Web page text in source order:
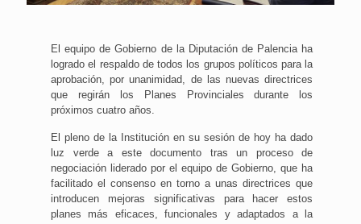
El equipo de Gobierno de la Diputación de Palencia ha
logrado el respaldo de todos los grupos políticos para la
aprobación, por unanimidad, de las nuevas directrices
que regirán los Planes Provinciales durante los
próximos cuatro años.
El pleno de la Institución en su sesión de hoy ha dado
luz verde a este documento tras un proceso de
negociación liderado por el equipo de Gobierno, que ha
facilitado el consenso en torno a unas directrices que
introducen mejoras significativas para hacer estos
planes más eficaces, funcionales y adaptados a la